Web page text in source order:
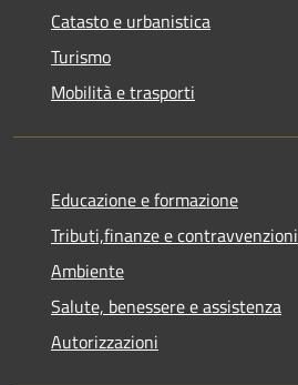
Catasto e urbanistica
Turismo
Mobilità e trasporti
Educazione e formazione
Tributi,finanze e contravvenzioni
Ambiente
Salute, benessere e assistenza
Autorizzazioni